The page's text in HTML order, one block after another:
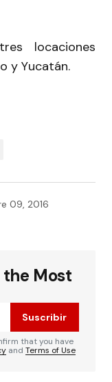
locaciones
y Yucatán.
09, 2016
the Most
Suscribir
that you have
and Terms of Use